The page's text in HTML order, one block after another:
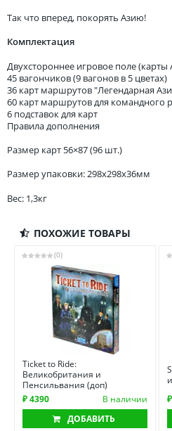
Так что вперед, покорять Азию!
Комплектация
Двухстороннее игровое поле (карты
45 вагончиков (9 вагонов в 5 цветах)
36 карт маршрутов "Легендарная
60 карт маршрутов для командного
6 подставок для карт
Правила дополнения
Размер карт 56×87 (96 шт.)
Размер упаковки: 298x298x36мм
Вес: 1,3кг
ПОХОЖИЕ ТОВАРЫ
(0)
Ticket to Ride:
Великобритания и
Пенсильвания (доп)
₽ 4390
В наличии
ДОБАВИТЬ